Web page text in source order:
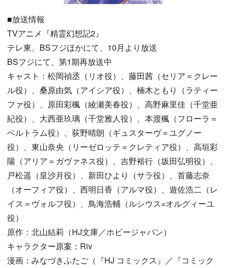
■放送情報
TVアニメ『精霊幻想記2』
テレ東、BSフジほかにて、10月より放送
BSフジにて、第1期再放送中
キャスト：松岡禎丞（リオ役）、藤田茜（セリア＝クレー
ル役）、桑原由気（アイシア役）、楠木ともり（ラティー
ファ役）、原田彩楓（綾瀬美春役）、高野麻里佳（千堂亜
紀役）、大西亜玖璃（千堂雅人役）、本渡楓（フローラ＝
ベルトラム役）、荻野晴朗（ギュスターヴ＝ユグノー
役）、東山奈央（リーゼロッテ＝クレティア役）、高垣彩
陽（アリア＝ガヴァネス役）、吉野裕行（坂田弘明役）、
戸松遥（皇沙月役）、新田ひより（サラ役）、首藤志奈
（オーフィア役）、西明日香（アルマ役）、遊佐浩二（レ
イス＝ヴォルフ役）、鳥海浩輔（ルシウス=オルグィーユ
役）
原作：北山結莉（HJ文庫／ホビージャパン）
キャラクター原案：Riv
漫画：みなづきふたご（『HJ コミックス』／『コミック